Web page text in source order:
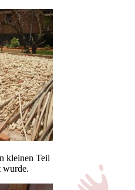
kleinen Teil
wurde.